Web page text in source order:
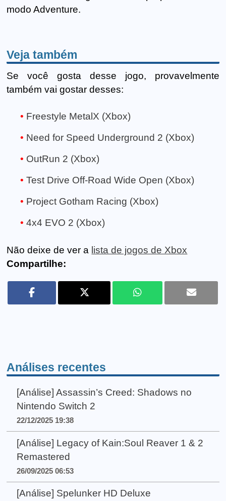
modo Adventure.
Veja também
Se você gosta desse jogo, provavelmente
também vai gostar desses:
Freestyle MetalX (Xbox)
Need for Speed Underground 2 (Xbox)
OutRun 2 (Xbox)
Test Drive Off-Road Wide Open (Xbox)
Project Gotham Racing (Xbox)
4x4 EVO 2 (Xbox)
Não deixe de ver a lista de jogos de Xbox
Compartilhe:
Análises recentes
[Análise] Assassin’s Creed: Shadows no
Nintendo Switch 2
22/12/2025 19:38
[Análise] Legacy of Kain:Soul Reaver 1 & 2
Remastered
26/09/2025 06:53
[Análise] Spelunker HD Deluxe